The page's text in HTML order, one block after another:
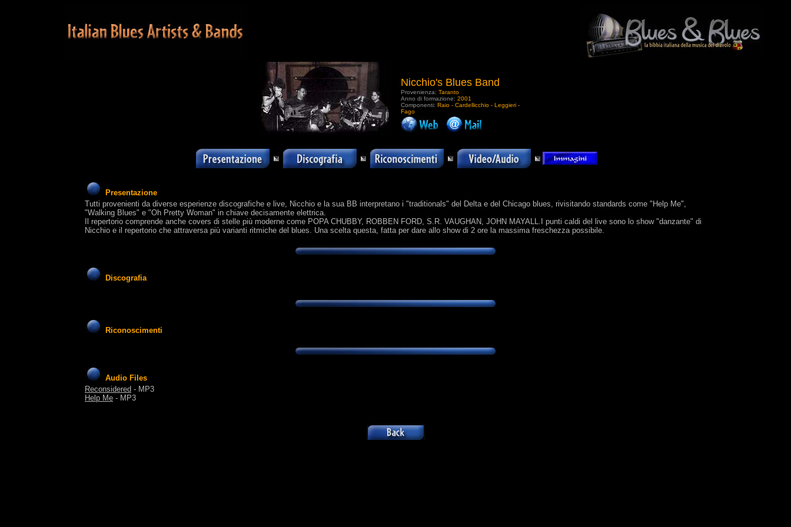
Nicchio's Blues Band
Provenienza: Taranto
Anno di formazione: 2001
Componenti: Raio - Cardellicchio - Leggieri -
Fago
.
Presentazione
Tutti provenienti da diverse esperienze discografiche e live, Nicchio e la sua BB interpretano i "traditionals" del Delta e del Chicago blues, rivisitando standards come "Help Me",
"Walking Blues" e "Oh Pretty Woman" in chiave decisamente elettrica.
Il repertorio comprende anche covers di stelle più moderne come POPA CHUBBY, ROBBEN FORD, S.R. VAUGHAN, JOHN MAYALL.I punti caldi del live sono lo show "danzante" di
Nicchio e il repertorio che attraversa più varianti ritmiche del blues. Una scelta questa, fatta per dare allo show di 2 ore la massima freschezza possibile.
Discografia
Riconoscimenti
Audio Files
Reconsidered - MP3
Help Me - MP3